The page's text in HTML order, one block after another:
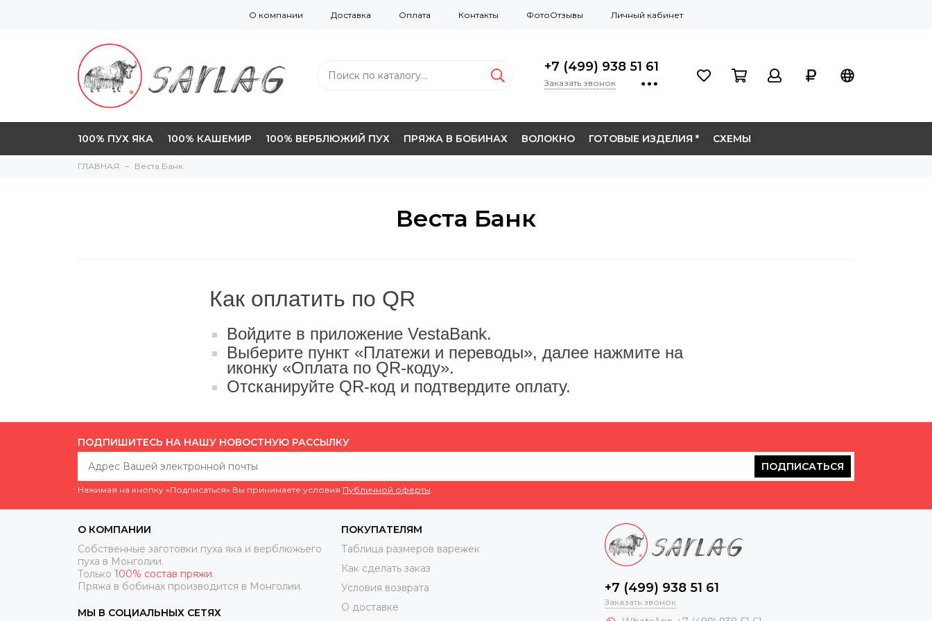
О компании Доставка Оплата Контакты ФотоОтзывы Личный кабинет
+7 (499) 938 51 61
Заказать звонок
100% ПУХ ЯКА 100% КАШЕМИР 100% ВЕРБЛЮЖИЙ ПУХ ПРЯЖА В БОБИНАХ ВОЛОКНО ГОТОВЫЕ ИЗДЕЛИЯ * СХЕМЫ
ГЛАВНАЯ Веста Банк
Веста Банк
Как оплатить по QR
Войдите в приложение VestaBank.
Выберите пункт «Платежи и переводы», далее нажмите на
иконку «Оплата по QR-коду».
Отсканируйте QR-код и подтвердите оплату.
ПОДПИШИТЕСЬ НА НАШУ НОВОСТНУЮ РАССЫЛКУ
ПОДПИСАТЬСЯ
Нажимая на кнопку «Подписаться» Вы принимаете условия Публичной оферты
О КОМПАНИИ
Собственные заготовки пуха яка и верблюжьего
пуха в Монголии.
Только 100% состав пряжи.
Пряжа в бобинах производится в Монголии.
МЫ В СОЦИАЛЬНЫХ СЕТЯХ
ПОКУПАТЕЛЯМ
Таблица размеров варежек
Как сделать заказ
Условия возврата
О доставке
+7 (499) 938 51 61
Заказать звонок